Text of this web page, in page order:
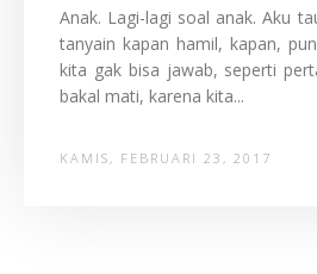
Anak. Lagi-lagi soal anak. Aku
tanyain kapan hamil, kapan,
kita gak bisa jawab, seperti
bakal mati, karena kita...
KAMIS, FEBRUARI 23, 2017